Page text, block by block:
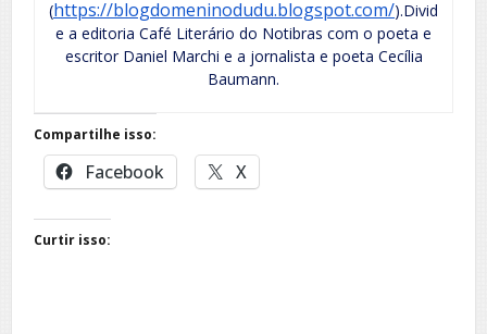
(https://blogdomeninodudu.blogspot.com/).Divid
e a editoria Café Literário do Notibras com o poeta e
escritor Daniel Marchi e a jornalista e poeta Cecília
Baumann.
Compartilhe isso:
Facebook X
Curtir isso: